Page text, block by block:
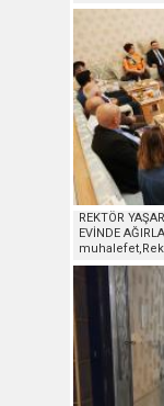
REKTÖR
EVİNDE